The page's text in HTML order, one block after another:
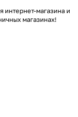
интернет-магазина и
магазинах!